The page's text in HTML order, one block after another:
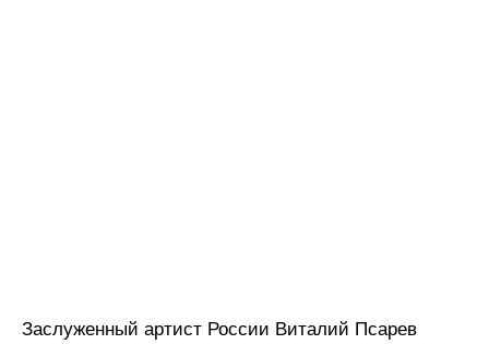
Заслуженный артист России Виталий Псарев